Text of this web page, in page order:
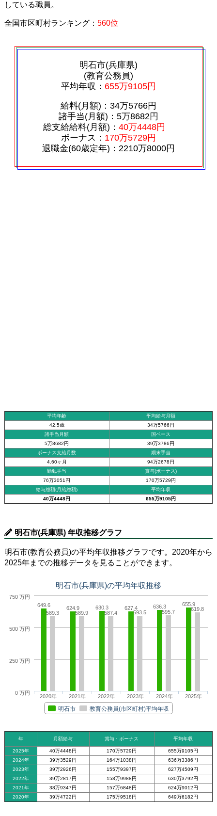
している職員。
全国市区町村ランキング： 560位
明石市(兵庫県)
(教育公務員)
平均年収： 655万9105円
給料(月額)：34万5766円
諸手当(月額)：5万8682円
総支給給料(月額)： 40万4448円
ボーナス： 170万5729円
退職金(60歳定年)：2210万8000円
平均年齢
平均給与月額
42.5歳
34万5766円
諸手当月額
国ベース
5万8682円
39万3786円
ボーナス支給月数
期末手当
4.60ヶ月
94万2678円
勤勉手当
賞与(ボーナス)
76万3051円
170万5729円
給与総額(月給総額)
平均年収
40万4448円
655万9105円
明石市(兵庫県) 年収推移グラフ
明石市(教育公務員)の平均年収推移グラフです。2020年から
2025年までの推移データを見ることができます。
明石市(兵庫県)の平均年収推移
649.6 624.9 630.3 627.4 636.3
655.9
589.3
589.9 587.4 593.5 595.7 619.8
明石市 教育公務員(市区町村)平均年収
2020年 2021年 2022年 2023年 2024年 2025年
0 万円
250 万円
500 万円
750 万円
年 月額給与 賞与・ボーナス 平均年収
2025年 40万4448円 170万5729円
655万9105円
2024年
39万3529円 164万1038円
636万3386円
2023年
39万2926円 155万9397円
627万4509円
2022年
39万2817円 158万9988円
630万3792円
2021年
38万9347円 157万6848円
624万9012円
2020年
39万4722円 175万9518円 649万6182円